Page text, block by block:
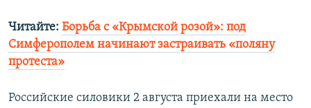
Читайте: Борьба с «Крымской розой»: под
Симферополем начинают застраивать «поляну
протеста»
Российские силовики 2 августа приехали на место